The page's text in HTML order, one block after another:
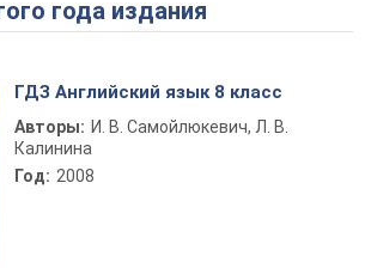
года издания
ГДЗ Английский язык 8 класс
Авторы: И. В. Самойлюкевич, Л. В.
Калинина
Год: 2008